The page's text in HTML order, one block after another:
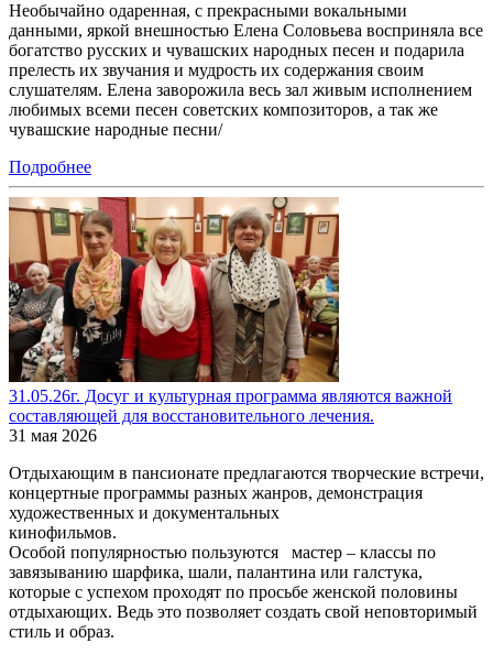
Необычайно одаренная, с прекрасными вокальными
данными, яркой внешностью Елена Соловьева восприняла все
богатство русских и чувашских народных песен и подарила
прелесть их звучания и мудрость их содержания своим
слушателям. Елена заворожила весь зал живым исполнением
любимых всеми песен советских композиторов, а так же
чувашские народные песни/
Подробнее
31.05.26г. Досуг и культурная программа являются важной
составляющей для восстановительного лечения.
31 мая 2026
Отдыхающим в пансионате предлагаются творческие встречи,
концертные программы разных жанров, демонстрация
художественных и документальных
кинофильмов.
Особой популярностью пользуются мастер – классы по
завязыванию шарфика, шали, палантина или галстука,
которые с успехом проходят по просьбе женской половины
отдыхающих. Ведь это позволяет создать свой неповторимый
стиль и образ.